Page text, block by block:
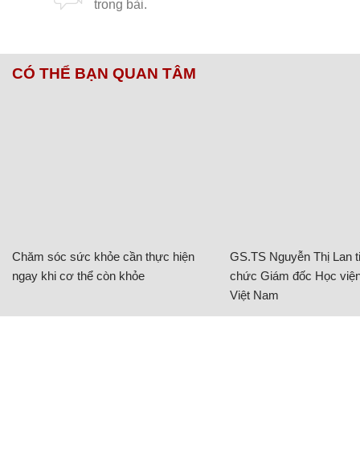
CÓ THỂ BẠN QUAN TÂM
Chăm sóc sức khỏe cần thực hiện
ngay khi cơ thể còn khỏe
GS.TS Nguyễn Thị Lan
chức Giám đốc Học
Việt Nam